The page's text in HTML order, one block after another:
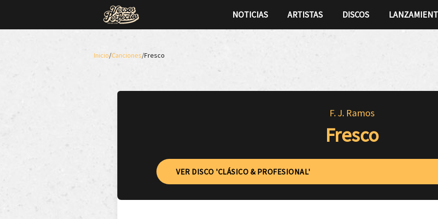
NOTICIAS ARTISTAS DISCOS
Inicio/Canciones/Fresco
F. J. Ramos
Fresco
VER DISCO 'CLÁSICO & PROFESIONAL'